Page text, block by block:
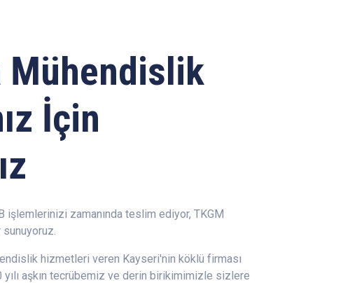
Mühendislik
İçin
işlemlerinizi zamanında teslim ediyor, TKGM
sunuyoruz.
hizmetleri veren Kayseri'nin köklü firması
aşkın tecrübemiz ve derin birikimimizle sizlere